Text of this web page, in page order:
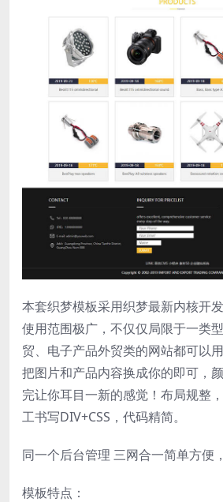
本套织梦模板采用织梦最新内核开
使用范围极广，不仅仅局限于一类
贸、电子产品外贸类的网站都可以
把图片和产品内容换成你的即可，
完让你耳目一新的感觉！布局规整
工书写DIV+CSS，代码精简。
同一个后台管理 三网合一简单方便
模板特点：